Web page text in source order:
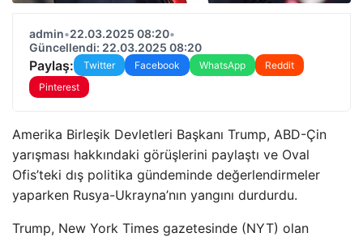
admin•22.03.2025 08:20•
Güncellendi: 22.03.2025 08:20
Paylaş: Twitter Facebook WhatsApp
Reddit
Pinterest
Amerika Birleşik Devletleri Başkanı Trump, ABD-Çin
yarışması hakkındaki görüşlerini paylaştı ve Oval
Ofis’teki dış politika gündeminde değerlendirmeler
yaparken Rusya-Ukrayna’nın yangını durdurdu.
Trump, New York Times gazetesinde (NYT) olan